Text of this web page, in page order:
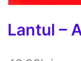
Lantul –